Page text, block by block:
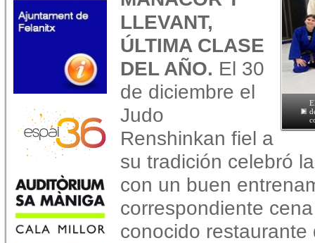
LLEVANT,
ÚLTIMA CLASE
DEL AÑO. El 30
de diciembre el
Judo
Renshinkan fiel a
su tradición celebró
con un buen
correspondiente
conocido restaurante